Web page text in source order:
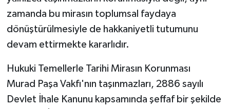
zamanda bu mirasın toplumsal faydaya
dönüştürülmesiyle de hakkaniyetli tutumunu
devam ettirmekte kararlıdır.
Hukuki Temellerle Tarihi Mirasın Korunması
Murad Paşa Vakfı'nın taşınmazları, 2886 sayılı
Devlet İhale Kanunu kapsamında şeffaf bir şekilde